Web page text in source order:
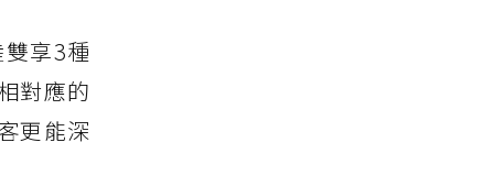
享3種
對應的
更能深